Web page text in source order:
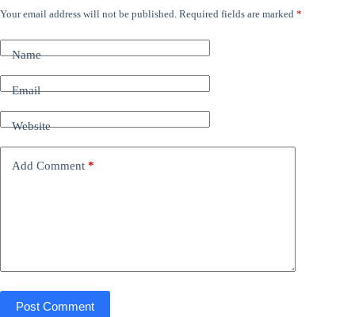
Your email address will not be published. Required fields are marked *
Name
Email
Website
Add Comment *
Post Comment